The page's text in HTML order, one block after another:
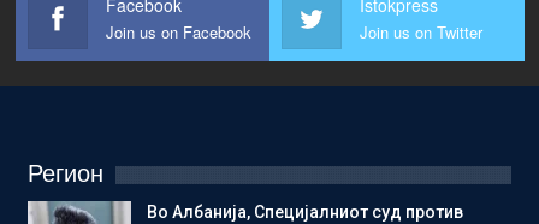
Facebook
Join us on Facebook
Istokpress
Join us on Twitter
Регион
Во Албанија, Специјалниот суд против